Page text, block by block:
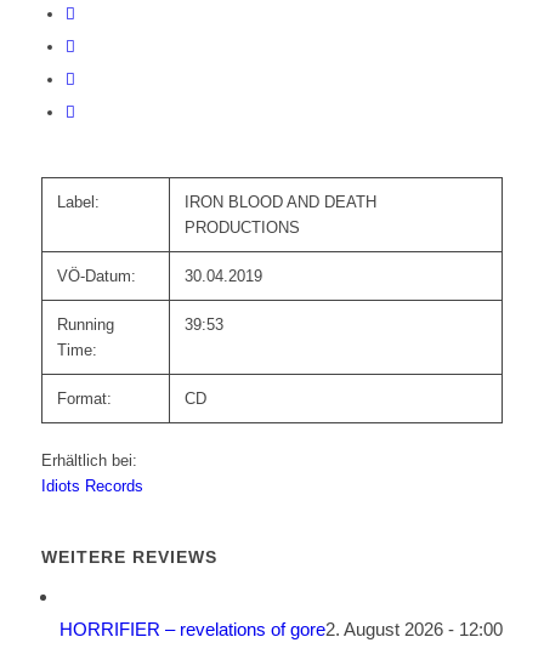
Label:
IRON BLOOD AND DEATH
PRODUCTIONS
VÖ-Datum: 30.04.2019
Running
Time:
39:53
Format: CD
Erhältlich bei:
Idiots Records
WEITERE REVIEWS
HORRIFIER – revelations of gore2. August 2026 - 12:00